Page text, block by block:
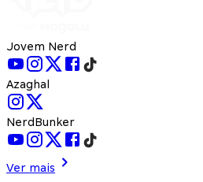
Jovem Nerd
Azaghal
NerdBunker
Ver mais